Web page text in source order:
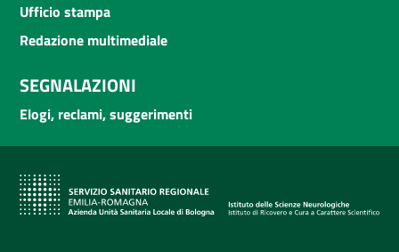
Ufficio stampa
Redazione multimediale
SEGNALAZIONI
Elogi, reclami, suggerimenti